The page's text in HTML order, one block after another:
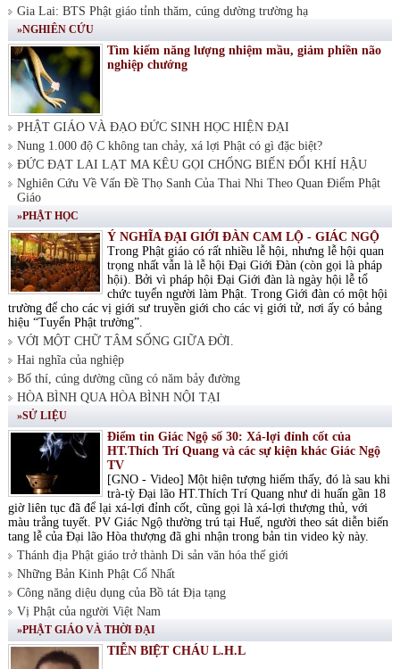
Gia Lai: BTS Phật giáo tỉnh thăm, cúng dường trường hạ
»NGHIÊN CỨU
Tìm kiếm năng lượng nhiệm mầu, giảm phiền não
nghiệp chướng
PHẬT GIÁO VÀ ĐẠO ĐỨC SINH HỌC HIỆN ĐẠI
Nung 1.000 độ C không tan chảy, xá lợi Phật có gì đặc biệt?
ĐỨC ĐẠT LAI LẠT MA KÊU GỌI CHỐNG BIẾN ĐỔI KHÍ HẬU
Nghiên Cứu Về Vấn Đề Thọ Sanh Của Thai Nhi Theo Quan Điểm Phật
Giáo
»PHẬT HỌC
Ý NGHĨA ĐẠI GIỚI ĐÀN CAM LỘ - GIÁC NGỘ
Trong Phật giáo có rất nhiều lễ hội, nhưng lễ hội quan
trọng nhất vẫn là lễ hội Đại Giới Đàn (còn gọi là pháp
hội). Bởi vì pháp hội Đại Giới đàn là ngày hội lễ tổ
chức tuyển người làm Phật. Trong Giới đàn có một hội
trường để cho các vị giới sư truyền giới cho các vị giới tử, nơi ấy có bảng
hiệu “Tuyển Phật trường”.
VỚI MỘT CHỮ TÂM SỐNG GIỮA ĐỜI.
Hai nghĩa của nghiệp
Bố thí, cúng dường cũng có năm bảy đường
HÒA BÌNH QUA HÒA BÌNH NỘI TẠI
»SỬ LIỆU
Điểm tin Giác Ngộ số 30: Xá-lợi đỉnh cốt của
HT.Thích Trí Quang và các sự kiện khác Giác Ngộ
TV
[GNO - Video] Một hiện tượng hiếm thấy, đó là sau khi
trà-tỳ Đại lão HT.Thích Trí Quang như di huấn gần 18
giờ liên tục đã để lại xá-lợi đỉnh cốt, cũng gọi là xá-lợi thượng thủ, với
màu trắng tuyết. PV Giác Ngộ thường trú tại Huế, người theo sát diễn biến
tang lễ của Đại lão Hòa thượng đã ghi nhận trong bản tin video kỳ này.
Thánh địa Phật giáo trở thành Di sản văn hóa thế giới
Những Bản Kinh Phật Cổ Nhất
Công năng diệu dụng của Bồ tát Địa tạng
Vị Phật của người Việt Nam
»PHẬT GIÁO VÀ THỜI ĐẠI
TIỄN BIỆT CHÁU L.H.L